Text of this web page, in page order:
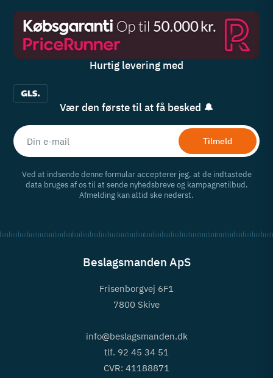
Hurtig levering med
Vær den første til at få besked 🔔
Tilmeld
Ved at indsende denne formular accepterer jeg, at de indtastede
data bruges af os til at sende nyhedsbreve og kampagnetilbud.
Afmelding kan altid ske nederst.
Beslagsmanden ApS
Frisenborgvej 6F1
7800 Skive
info@beslagsmanden.dk
tlf. 92 45 34 51
CVR: 41188871